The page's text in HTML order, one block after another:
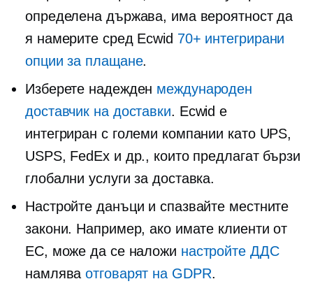
определена държава, има вероятност да
я намерите сред Ecwid 70+ интегрирани
опции за плащане.
Изберете надежден международен
доставчик на доставки. Ecwid е
интегриран с големи компании като UPS,
USPS, FedEx и др., които предлагат бързи
глобални услуги за доставка.
Настройте данъци и спазвайте местните
закони. Например, ако имате клиенти от
ЕС, може да се наложи настройте ДДС
намляваотговарят на GDPR.